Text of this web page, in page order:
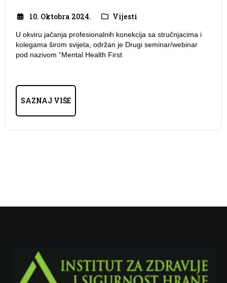
10. Oktobra 2024. Vijesti
U okviru jačanja profesionalnih konekcija sa stručnjacima i
kolegama širom svijeta, održan je Drugi seminar/webinar
pod nazivom “Mental Health First
SAZNAJ VIŠE